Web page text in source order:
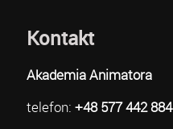
Kontakt
Akademia Animatora
telefon: +48 577 442 884